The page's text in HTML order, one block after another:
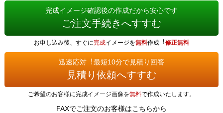
完成イメージ確認後の作成だから安心です
ご注文手続きへすすむ
お申し込み後、すぐに完成イメージを無料作成︕修正無料
迅速応対︕最短10分で見積り回答
見積り依頼へすすむ
ご希望のお客様に完成イメージ画像を無料で作成いたします。
FAXでご注文のお客様はこちらから